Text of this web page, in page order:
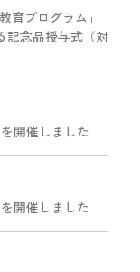
育プログラム」
記念品授与式（対
開催しました
開催しました